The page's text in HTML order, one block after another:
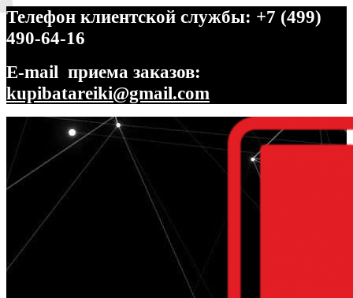
Телефон клиентской службы: +7 (499)
490-64-16
E-mail приема заказов:
kupibatareiki@gmail.com
Перейти
навигации
Перейти
содержимому